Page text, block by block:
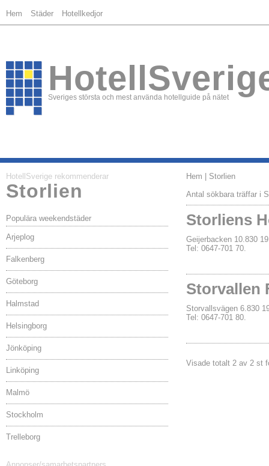
Hem Städer Hotellkedjor
Sveriges största och mest använda hotellguide på nätet
HotellSverige rekommenderar
Storlien
Populära weekendstäder
Arjeplog
Falkenberg
Göteborg
Halmstad
Helsingborg
Jönköping
Linköping
Malmö
Stockholm
Trelleborg
Hem | Storlien
Antal sökbara träffar i
Storliens
Geijerbacken 10.830
Tel: 0647-701 70.
Storvallen
Storvallsvägen 6.830
Tel: 0647-701 80.
Visade totalt 2 av 2 st